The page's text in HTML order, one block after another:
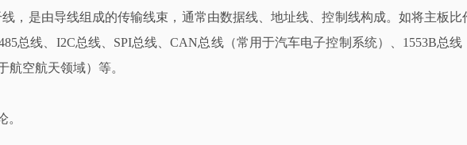
，是由导线组成的传输线束，通常由数据线、地址线、控制线构成。如将主板
总线、I2C总线、SPI总线、CAN总线（常用于汽车电子控制系统）、1553B总
航空航天领域）等。